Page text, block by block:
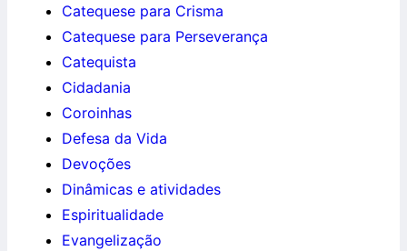
Catequese para Crisma
Catequese para Perseverança
Catequista
Cidadania
Coroinhas
Defesa da Vida
Devoções
Dinâmicas e atividades
Espiritualidade
Evangelização